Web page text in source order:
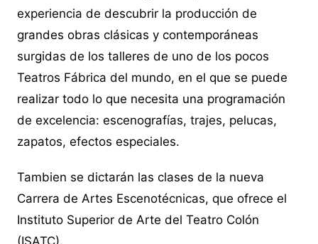
experiencia de descubrir la producción de
grandes obras clásicas y contemporáneas
surgidas de los talleres de uno de los pocos
Teatros Fábrica del mundo, en el que se puede
realizar todo lo que necesita una programación
de excelencia: escenografías, trajes, pelucas,
zapatos, efectos especiales.
Tambien se dictarán las clases de la nueva
Carrera de Artes Escenotécnicas, que ofrece el
Instituto Superior de Arte del Teatro Colón
(ISATC).